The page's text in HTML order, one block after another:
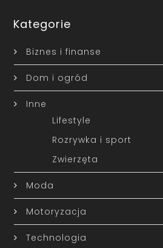
Kategorie
Biznes i finanse
Dom i ogród
Inne
Lifestyle
Rozrywka i sport
Zwierzęta
Moda
Motoryzacja
Technologia